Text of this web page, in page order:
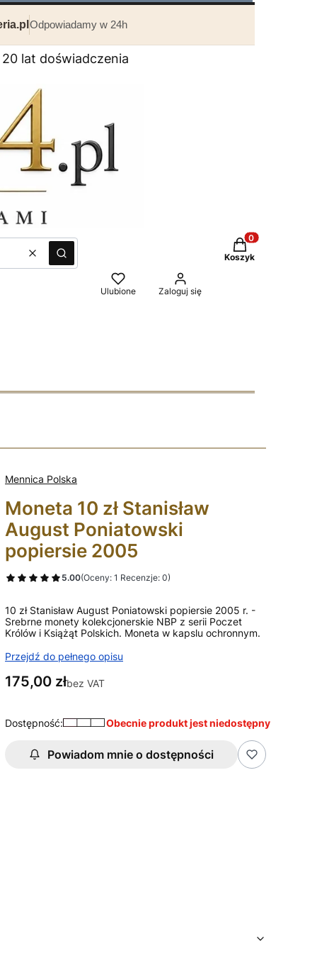
Odpowiadamy w 24h
lat doświadczenia
WyczyśćSzukaj
Ulubione Zaloguj się
Produkty w
Koszyk
Mennica Polska
Moneta 10 zł Stanisław
August Poniatowski
popiersie 2005
5.00(Oceny: 1 Recenzje: 0)
10 zł Stanisław August Poniatowski popiersie 2005 r. -
Srebrne monety kolekcjonerskie NBP z serii Poczet
Królów i Książąt Polskich. Moneta w kapslu ochronnym.
Przejdź do pełnego opisu
Cena
175,00 złbez VAT
Dostępność: Obecnie produkt jest niedostępny
Powiadom mnie o dostępności